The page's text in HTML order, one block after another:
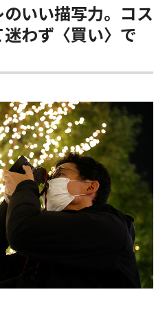
いい描写力。コス
わず〈買い〉で